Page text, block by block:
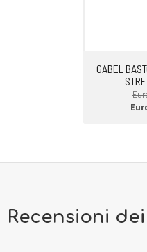
GABEL
Recensioni